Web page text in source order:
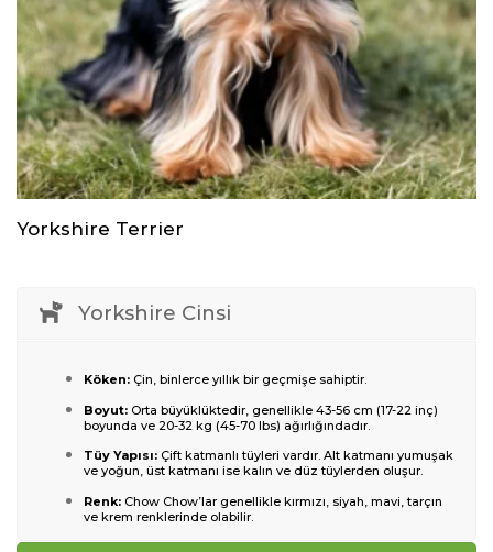
Yorkshire Terrier
Yorkshire Cinsi
Köken: Çin, binlerce yıllık bir geçmişe sahiptir.
Boyut: Orta büyüklüktedir, genellikle 43-56 cm (17-22 inç)
boyunda ve 20-32 kg (45-70 lbs) ağırlığındadır.
Tüy Yapısı: Çift katmanlı tüyleri vardır. Alt katmanı yumuşak
ve yoğun, üst katmanı ise kalın ve düz tüylerden oluşur.
Renk: Chow Chow’lar genellikle kırmızı, siyah, mavi, tarçın
ve krem renklerinde olabilir.